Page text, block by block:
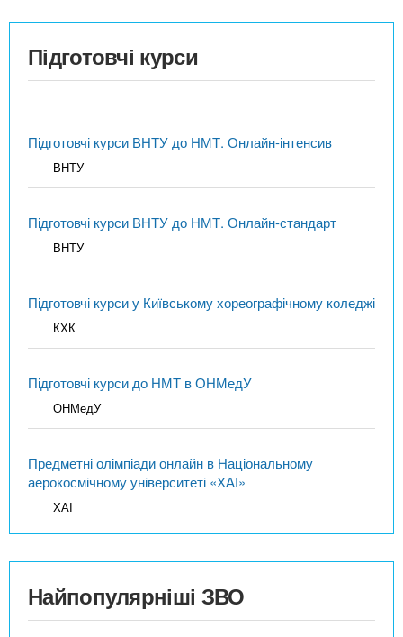
Підготовчі курси
Підготовчі курси ВНТУ до НМТ. Онлайн-інтенсив
ВНТУ
Підготовчі курси ВНТУ до НМТ. Онлайн-стандарт
ВНТУ
Підготовчі курси у Київському хореографічному коледжі
КХК
Підготовчі курси до НМТ в ОНМедУ
ОНМедУ
Предметні олімпіади онлайн в Національному
аерокосмічному університеті «ХАІ»
ХАІ
Найпопулярніші ЗВО